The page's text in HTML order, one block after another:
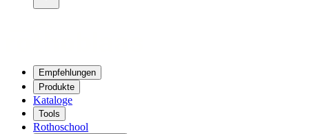
Empfehlungen
Produkte
Kataloge
Tools
Rothoschool